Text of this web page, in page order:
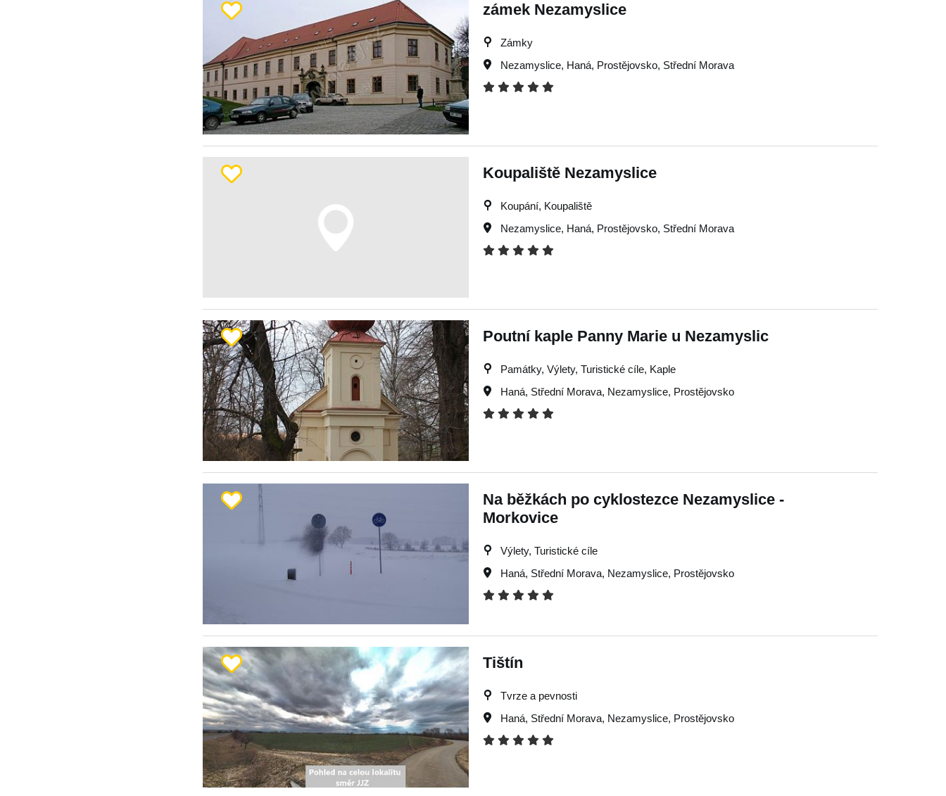
zámek Nezamyslice
Zámky
Nezamyslice, Haná, Prostějovsko, Střední Morava
Koupaliště Nezamyslice
Koupání, Koupaliště
Nezamyslice, Haná, Prostějovsko, Střední Morava
Poutní kaple Panny Marie u Nezamyslic
Památky, Výlety, Turistické cíle, Kaple
Haná, Střední Morava, Nezamyslice, Prostějovsko
Na běžkách po cyklostezce Nezamyslice -
Morkovice
Výlety, Turistické cíle
Haná, Střední Morava, Nezamyslice, Prostějovsko
Tištín
Tvrze a pevnosti
Haná, Střední Morava, Nezamyslice, Prostějovsko